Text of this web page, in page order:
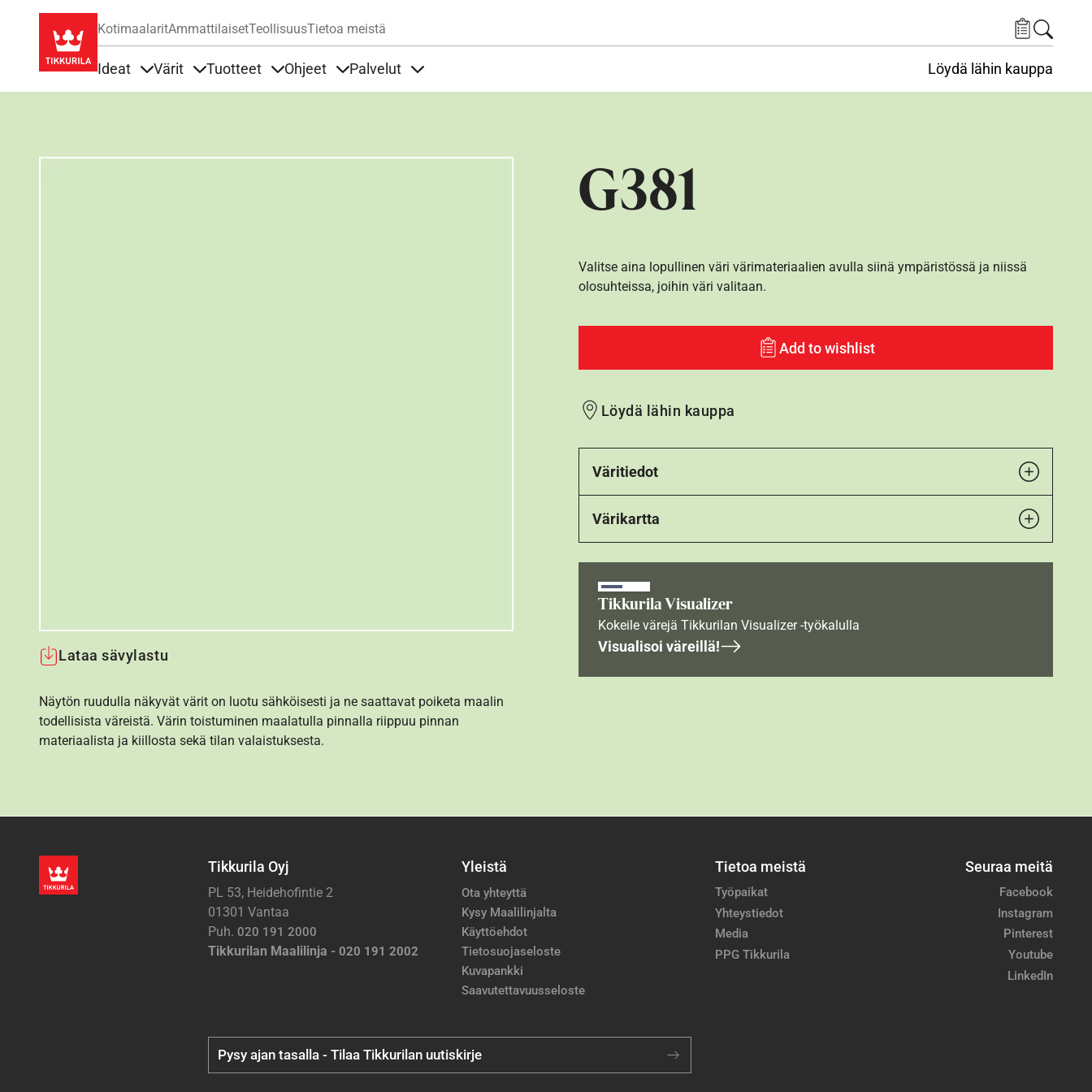
KotimaalaritAmmattilaisetTeollisuusTietoa meistä
Ideat Värit Tuotteet Ohjeet Palvelut Löydä lähin kauppa
G381
Lataa sävylastu
Näytön ruudulla näkyvät värit on luotu sähköisesti ja ne saattavat poiketa maalin
todellisista väreistä. Värin toistuminen maalatulla pinnalla riippuu pinnan
materiaalista ja kiillosta sekä tilan valaistuksesta.
Valitse aina lopullinen väri värimateriaalien avulla siinä ympäristössä ja niissä
olosuhteissa, joihin väri valitaan.
Add to wishlist
Löydä lähin kauppa
Väritiedot
Värikartta
Tikkurila Visualizer
Kokeile värejä Tikkurilan Visualizer -työkalulla
Visualisoi väreillä!
Tikkurila Oyj
PL 53, Heidehofintie 2
01301 Vantaa
Puh. 020 191 2000
Tikkurilan Maalilinja - 020 191 2002
Yleistä
Ota yhteyttä
Kysy Maalilinjalta
Käyttöehdot
Tietosuojaseloste
Kuvapankki
Saavutettavuusseloste
Tietoa meistä
Työpaikat
Yhteystiedot
Media
PPG Tikkurila
Seuraa meitä
Facebook
Instagram
Pinterest
Youtube
LinkedIn
Pysy ajan tasalla - Tilaa Tikkurilan uutiskirje